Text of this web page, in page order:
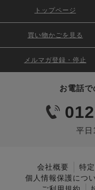
お電話
平
トップページ
買い物かごを見る
メルマガ登録・停止
会社概要
特
個人情報保護につ